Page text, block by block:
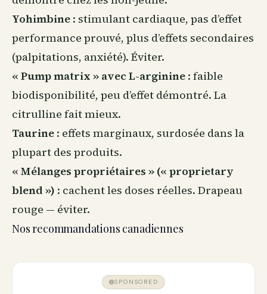
Yohimbine : stimulant cardiaque, pas d’effet
performance prouvé, plus d’effets secondaires
(palpitations, anxiété). Éviter.
« Pump matrix » avec L-arginine : faible
biodisponibilité, peu d’effet démontré. La
citrulline fait mieux.
Taurine : effets marginaux, surdosée dans la
plupart des produits.
« Mélanges propriétaires » (« proprietary
blend ») : cachent les doses réelles. Drapeau
rouge — éviter.
Nos recommandations canadiennes
SPONSORED